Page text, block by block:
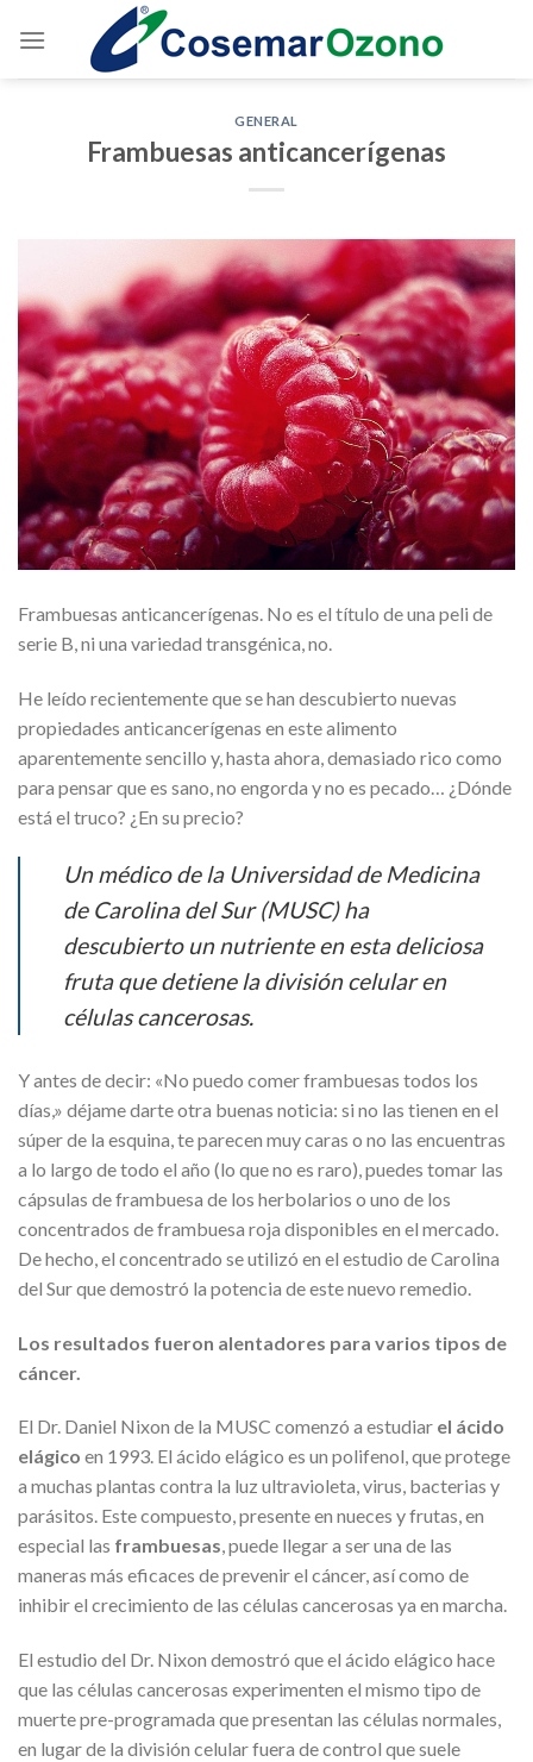
GENERAL
Frambuesas anticancerígenas
Frambuesas anticancerígenas. No es el título de una peli de
serie B, ni una variedad transgénica, no.
He leído recientemente que se han descubierto nuevas
propiedades anticancerígenas en este alimento
aparentemente sencillo y, hasta ahora, demasiado rico como
para pensar que es sano, no engorda y no es pecado… ¿Dónde
está el truco? ¿En su precio?
Un médico de la Universidad de Medicina
de Carolina del Sur (MUSC) ha
descubierto un nutriente en esta deliciosa
fruta que detiene la división celular en
células cancerosas.
Y antes de decir: «No puedo comer frambuesas todos los
días,» déjame darte otra buenas noticia: si no las tienen en el
súper de la esquina, te parecen muy caras o no las encuentras
a lo largo de todo el año (lo que no es raro), puedes tomar las
cápsulas de frambuesa de los herbolarios o uno de los
concentrados de frambuesa roja disponibles en el mercado.
De hecho, el concentrado se utilizó en el estudio de Carolina
del Sur que demostró la potencia de este nuevo remedio.
Los resultados fueron alentadores para varios tipos de
cáncer.
El Dr. Daniel Nixon de la MUSC comenzó a estudiar el ácido
elágico en 1993. El ácido elágico es un polifenol, que protege
a muchas plantas contra la luz ultravioleta, virus, bacterias y
parásitos. Este compuesto, presente en nueces y frutas, en
especial las frambuesas, puede llegar a ser una de las
maneras más eficaces de prevenir el cáncer, así como de
inhibir el crecimiento de las células cancerosas ya en marcha.
El estudio del Dr. Nixon demostró que el ácido elágico hace
que las células cancerosas experimenten el mismo tipo de
muerte pre-programada que presentan las células normales,
en lugar de la división celular fuera de control que suele